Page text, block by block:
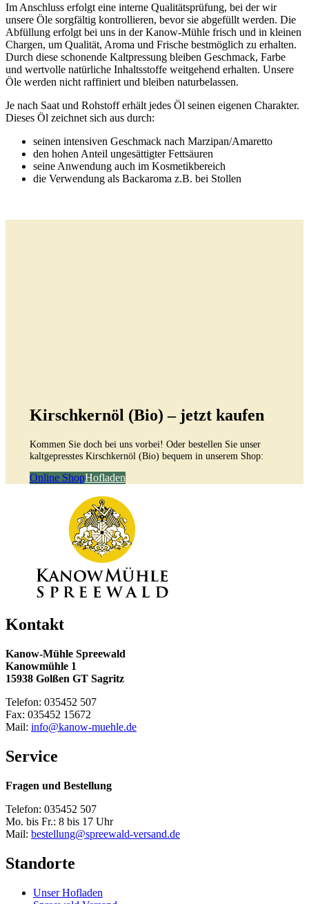
Im Anschluss erfolgt eine interne Qualitätsprüfung, bei der wir
unsere Öle sorgfältig kontrollieren, bevor sie abgefüllt werden. Die
Abfüllung erfolgt bei uns in der Kanow-Mühle frisch und in kleinen
Chargen, um Qualität, Aroma und Frische bestmöglich zu erhalten.
Durch diese schonende Kaltpressung bleiben Geschmack, Farbe
und wertvolle natürliche Inhaltsstoffe weitgehend erhalten. Unsere
Öle werden nicht raffiniert und bleiben naturbelassen.
Je nach Saat und Rohstoff erhält jedes Öl seinen eigenen Charakter.
Dieses Öl zeichnet sich aus durch:
seinen intensiven Geschmack nach Marzipan/Amaretto
den hohen Anteil ungesättigter Fettsäuren
seine Anwendung auch im Kosmetikbereich
die Verwendung als Backaroma z.B. bei Stollen
Kirschkernöl (Bio) – jetzt kaufen
Kommen Sie doch bei uns vorbei! Oder bestellen Sie unser
kaltgepresstes Kirschkernöl (Bio) bequem in unserem Shop:
Online ShopHofladen
Kontakt
Kanow-Mühle Spreewald
Kanowmühle 1
15938 Golßen GT Sagritz
Telefon: 035452 507
Fax: 035452 15672
Mail: info@kanow-muehle.de
Service
Fragen und Bestellung
Telefon: 035452 507
Mo. bis Fr.: 8 bis 17 Uhr
Mail: bestellung@spreewald-versand.de
Standorte
Unser Hofladen